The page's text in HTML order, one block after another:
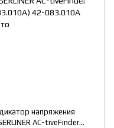
напряжения
AC-tiveFinder